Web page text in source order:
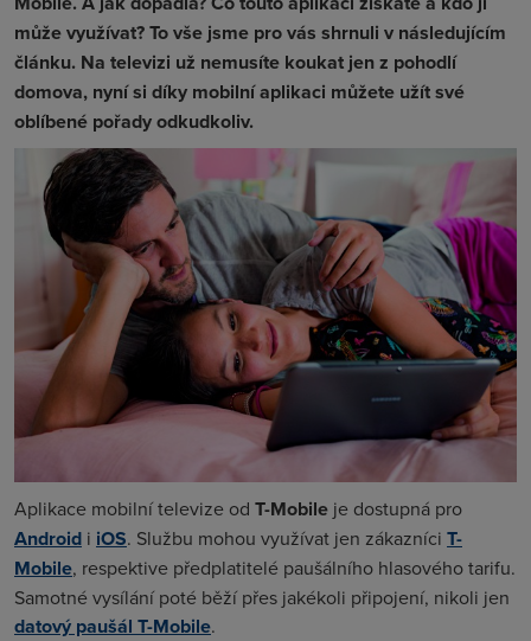
může využívat? To vše jsme pro vás shrnuli v následujícím
článku. Na televizi už nemusíte koukat jen z pohodlí
domova, nyní si díky mobilní aplikaci můžete užít své
oblíbené pořady odkudkoliv.
Aplikace mobilní televize od T-Mobile je dostupná pro
Android i iOS. Službu mohou využívat jen zákazníci T-
Mobile, respektive předplatitelé paušálního hlasového tarifu.
Samotné vysílání poté běží přes jakékoli připojení, nikoli jen
datový paušál T-Mobile.